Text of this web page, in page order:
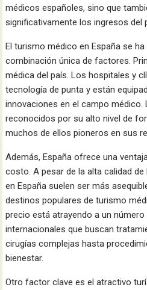
médicos españoles, sino que
significativamente los ingresos del
El turismo médico en España se
combinación única de factores.
médica del país. Los hospitales y
tecnología de punta y están
innovaciones en el campo
reconocidos por su alto nivel de
muchos de ellos pioneros en sus
Además, España ofrece una
costo. A pesar de la alta calidad
en España suelen ser más
destinos populares de turismo
precio está atrayendo a un
internacionales que buscan
cirugías complejas hasta
bienestar.
Otro factor clave es el atractivo